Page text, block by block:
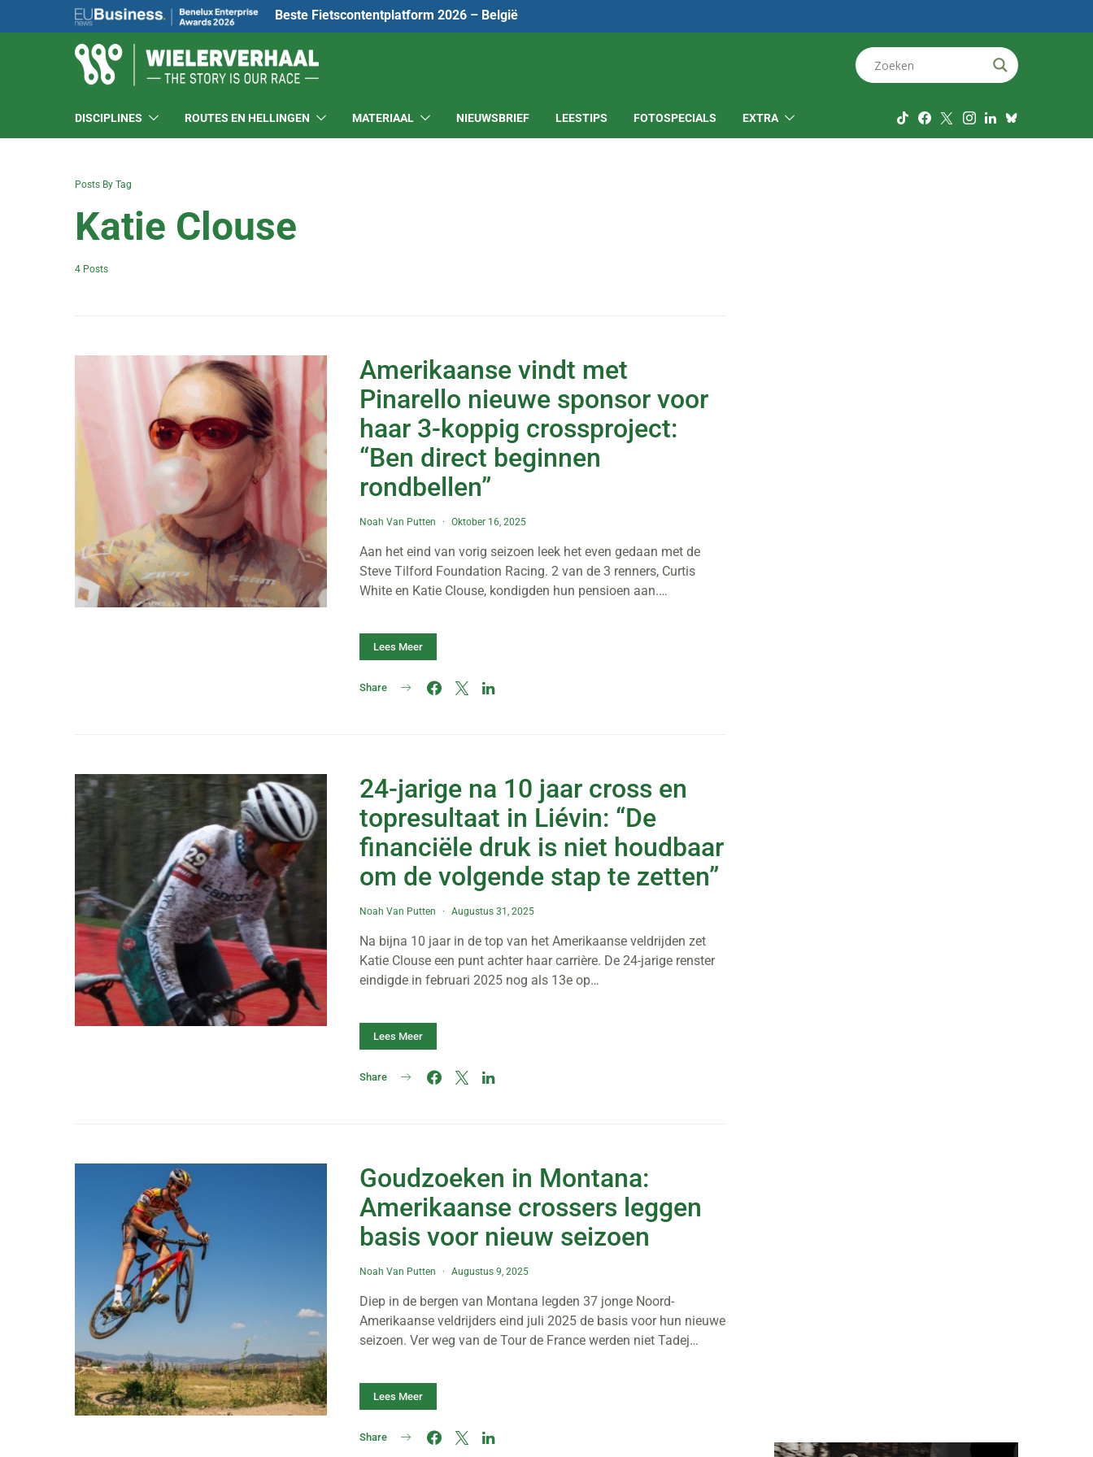
Beste Fietscontentplatform 2026 – België
DISCIPLINES ROUTES EN HELLINGEN MATERIAAL NIEUWSBRIEF LEESTIPS FOTOSPECIALS EXTRA
Posts By Tag
Katie Clouse
4 Posts
Amerikaanse vindt met
Pinarello nieuwe sponsor voor
haar 3-koppig crossproject:
“Ben direct beginnen
rondbellen”
Noah Van Putten Oktober 16, 2025
Aan het eind van vorig seizoen leek het even gedaan met de
Steve Tilford Foundation Racing. 2 van de 3 renners, Curtis
White en Katie Clouse, kondigden hun pensioen aan.…
Lees Meer
Share
24-jarige na 10 jaar cross en
topresultaat in Liévin: “De
financiële druk is niet houdbaar
om de volgende stap te zetten”
Noah Van Putten Augustus 31, 2025
Na bijna 10 jaar in de top van het Amerikaanse veldrijden zet
Katie Clouse een punt achter haar carrière. De 24-jarige renster
eindigde in februari 2025 nog als 13e op…
Lees Meer
Share
Goudzoeken in Montana:
Amerikaanse crossers leggen
basis voor nieuw seizoen
Noah Van Putten Augustus 9, 2025
Diep in de bergen van Montana legden 37 jonge Noord-
Amerikaanse veldrijders eind juli 2025 de basis voor hun nieuwe
seizoen. Ver weg van de Tour de France werden niet Tadej…
Lees Meer
Share